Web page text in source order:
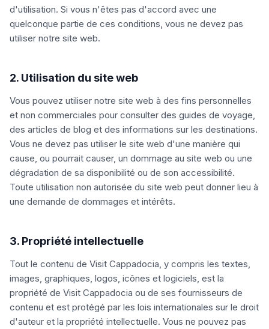
d'utilisation. Si vous n'êtes pas d'accord avec une
quelconque partie de ces conditions, vous ne devez pas
utiliser notre site web.
2. Utilisation du site web
Vous pouvez utiliser notre site web à des fins personnelles
et non commerciales pour consulter des guides de voyage,
des articles de blog et des informations sur les destinations.
Vous ne devez pas utiliser le site web d'une manière qui
cause, ou pourrait causer, un dommage au site web ou une
dégradation de sa disponibilité ou de son accessibilité.
Toute utilisation non autorisée du site web peut donner lieu à
une demande de dommages et intérêts.
3. Propriété intellectuelle
Tout le contenu de Visit Cappadocia, y compris les textes,
images, graphiques, logos, icônes et logiciels, est la
propriété de Visit Cappadocia ou de ses fournisseurs de
contenu et est protégé par les lois internationales sur le droit
d'auteur et la propriété intellectuelle. Vous ne pouvez pas